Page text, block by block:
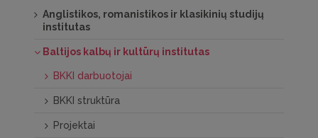
Anglistikos, romanistikos ir klasikinių studijų
institutas
Baltijos kalbų ir kultūrų institutas
BKKI darbuotojai
BKKI struktūra
Projektai